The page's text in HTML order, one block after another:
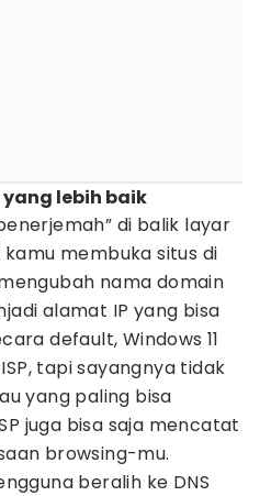
yang lebih baik
di balik layar
membuka situs di
nama domain
alamat IP yang bisa
default, Windows 11
tapi sayangnya tidak
yang paling bisa
juga bisa saja mencatat
browsing-mu.
beralih ke DNS